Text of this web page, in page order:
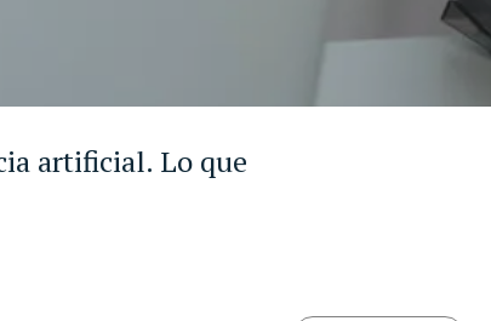
artificial. Lo que